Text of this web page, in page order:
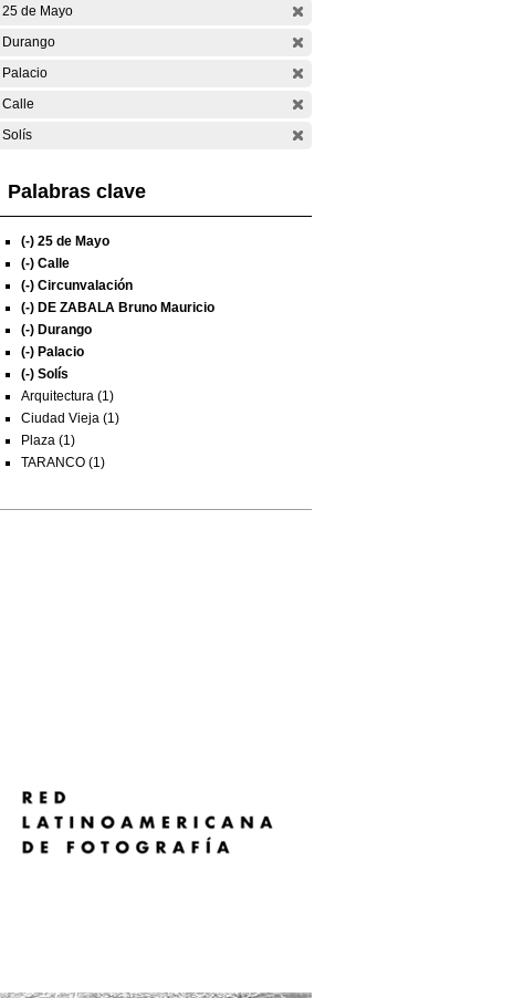
25 de Mayo
Durango
Palacio
Calle
Solís
Palabras clave
(-) 25 de Mayo
(-) Calle
(-) Circunvalación
(-) DE ZABALA Bruno Mauricio
(-) Durango
(-) Palacio
(-) Solís
Arquitectura (1)
Ciudad Vieja (1)
Plaza (1)
TARANCO (1)